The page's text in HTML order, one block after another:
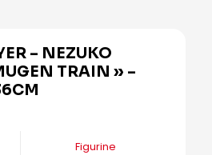
– NEZUKO
TRAIN » –
Figurine